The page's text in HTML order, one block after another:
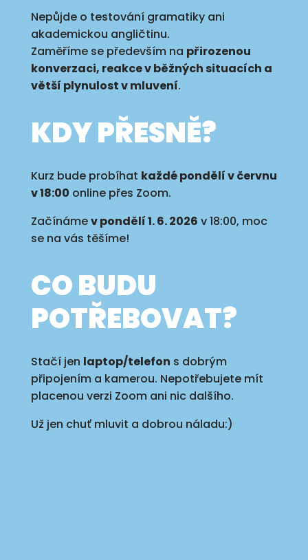
Nepůjde o testování gramatiky ani
akademickou angličtinu.
Zaměříme se především na přirozenou
konverzaci, reakce v běžných situacích a
větší plynulost v mluvení.
KDY PŘESNĚ?
Kurz bude probíhat každé pondělí v červnu
v 18:00 online přes Zoom.
Začínámev pondělí 1. 6. 2026 v 18:00, moc
se na vás těšíme!
CO BUDU
POTŘEBOVAT?
Stačí jen laptop/telefon s dobrým
připojením a kamerou. Nepotřebujete mít
placenou verzi Zoom ani nic dalšího.
Už jen chuť mluvit a dobrou náladu:)